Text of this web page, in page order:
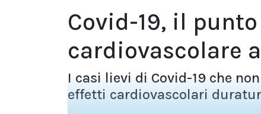
Covid-19, il
cardiovascolare
I casi lievi di Covid-19 che
effetti cardiovascolari